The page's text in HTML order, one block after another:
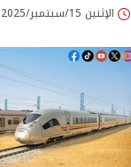
الإثنين 15/سبتمبر/2025 - 07:33 ص